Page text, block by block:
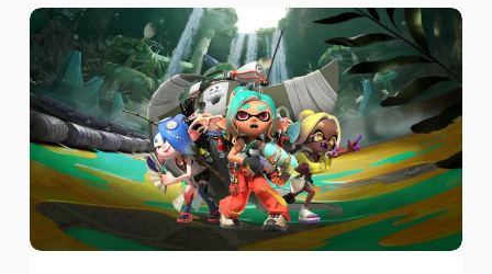
Review
–
Splatoon
Raiders